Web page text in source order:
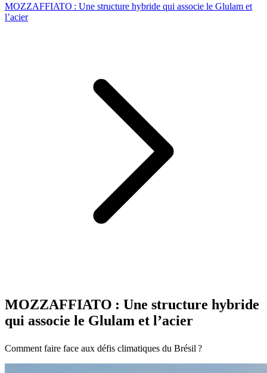
MOZZAFFIATO : Une structure hybride qui associe le Glulam et
l’acier
MOZZAFFIATO : Une structure hybride
qui associe le Glulam et l’acier
Comment faire face aux défis climatiques du Brésil ?